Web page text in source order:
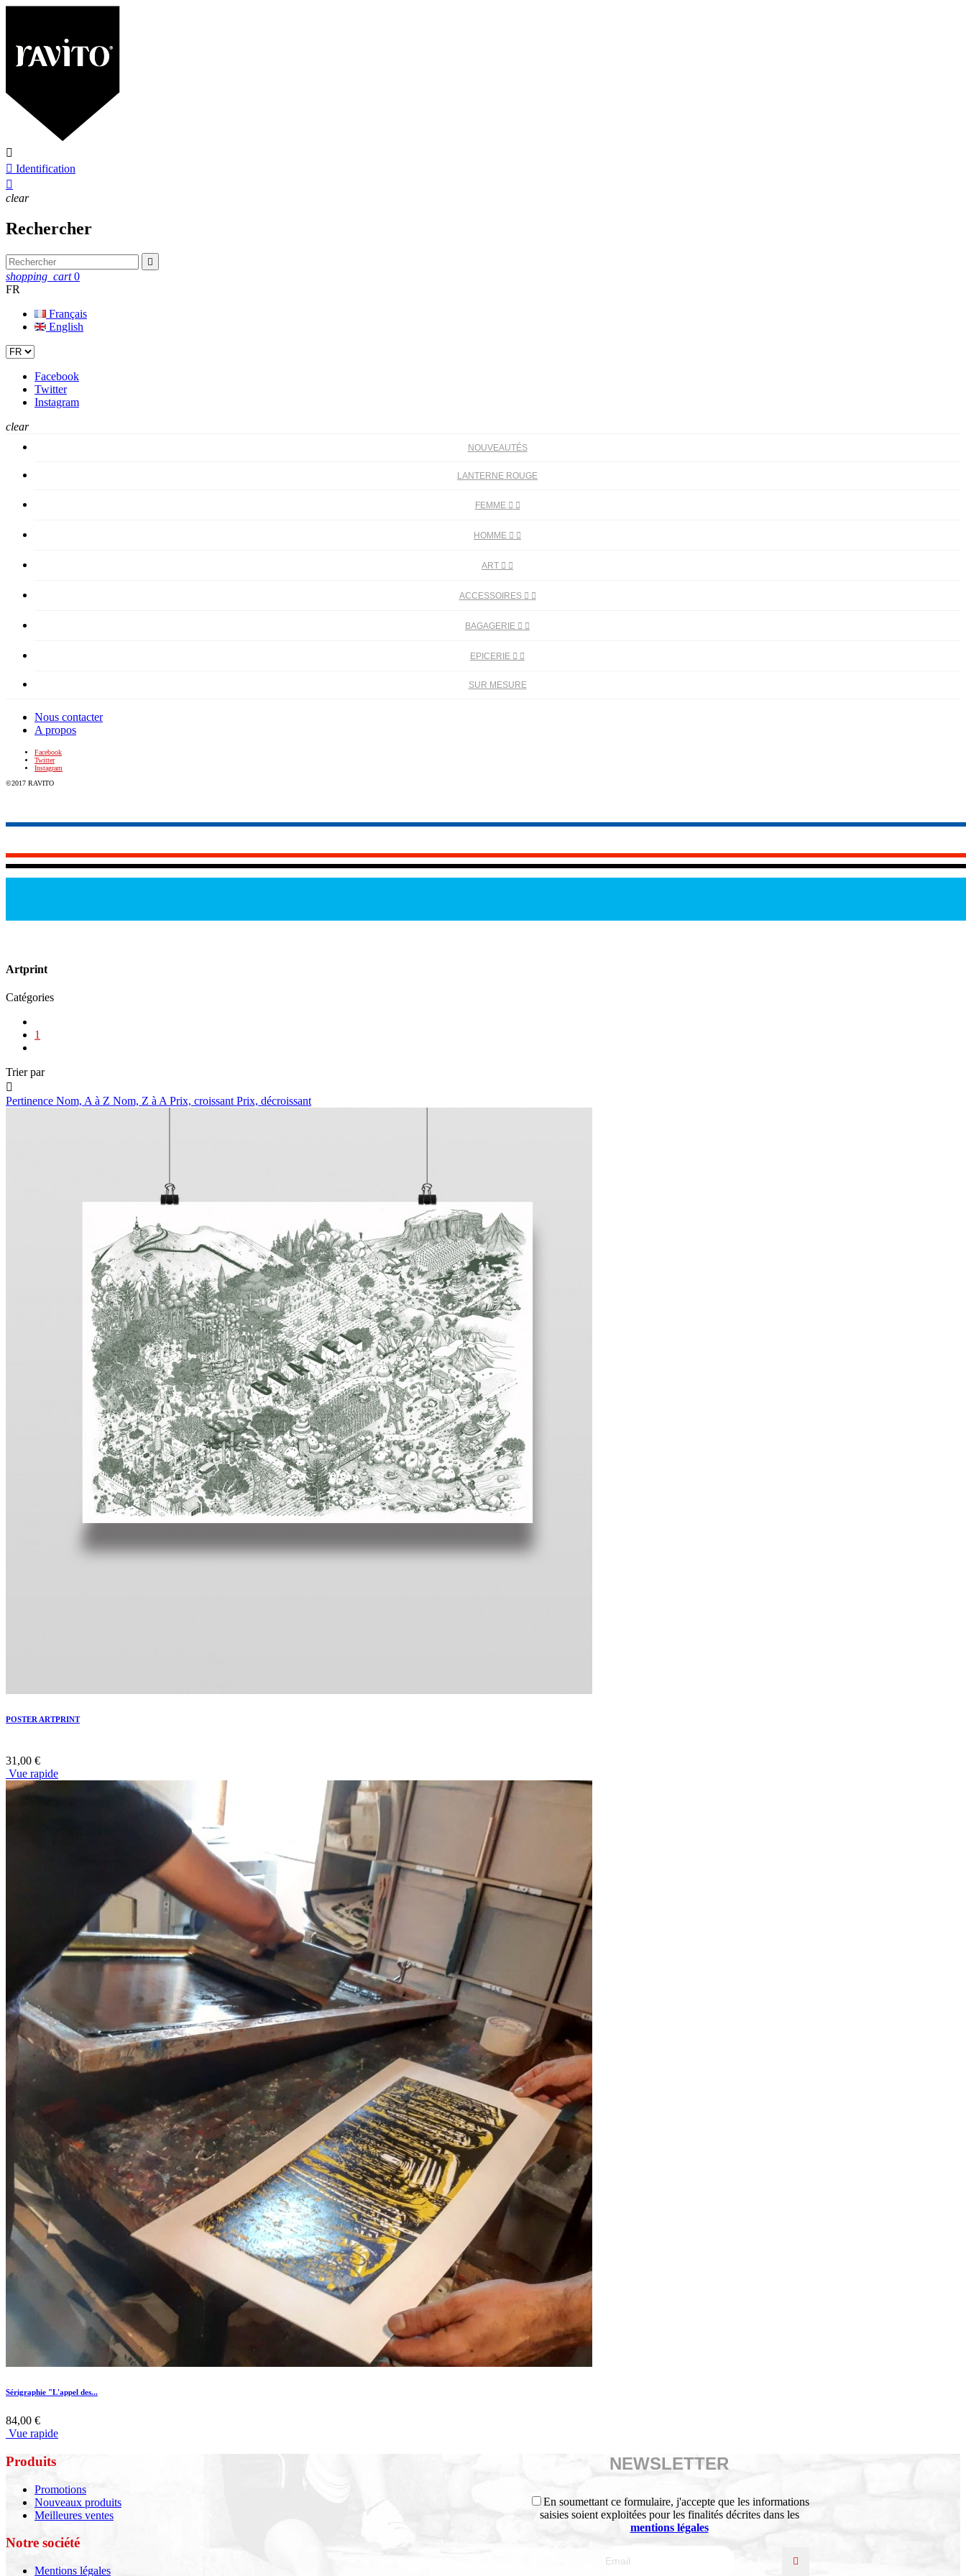

 Identification

clear
Rechercher

shopping_cart 0
FR
Français
English
Facebook
Twitter
Instagram
clear
NOUVEAUTÉS
LANTERNE ROUGE
FEMME  
HOMME  
ART  
ACCESSOIRES  
BAGAGERIE  
EPICERIE  
SUR MESURE
Nous contacter
A propos
Facebook
Twitter
Instagram
©2017 RAVITO
Artprint
Catégories
1
Trier par

Pertinence Nom, A à Z Nom, Z à A Prix, croissant Prix, décroissant
POSTER ARTPRINT
31,00 €
Vue rapide
Sérigraphie "L'appel des...
84,00 €
Vue rapide
NEWSLETTER
En soumettant ce formulaire, j'accepte que les informations
saisies soient exploitées pour les finalités décrites dans les
mentions légales
Produits
Promotions
Nouveaux produits
Meilleures ventes
Notre société
Mentions légales